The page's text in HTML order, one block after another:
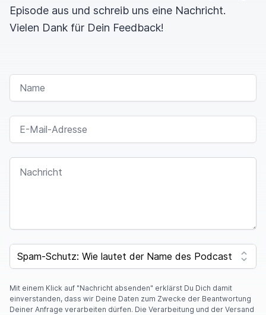
Episode aus und schreib uns eine Nachricht.
Vielen Dank für Dein Feedback!
NAME
E-MAIL-ADRESSE
NACHRICHT
SPAM CAPTCHA
Mit einem Klick auf "Nachricht absenden" erklärst Du Dich damit
einverstanden, dass wir Deine Daten zum Zwecke der Beantwortung
Deiner Anfrage verarbeiten dürfen. Die Verarbeitung und der Versand